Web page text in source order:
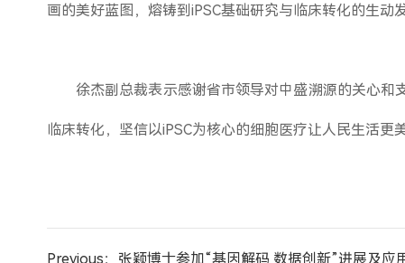
画的美好蓝图，熔铸到iPSC基础研究与临床转化的生动
徐杰副总裁表示感谢省市领导对中盛溯源的关心和
临床转化，坚信以iPSC为核心的细胞医疗让人民生活更美
Previous：张颖博士参加“基因解码 数据创新”进展及应